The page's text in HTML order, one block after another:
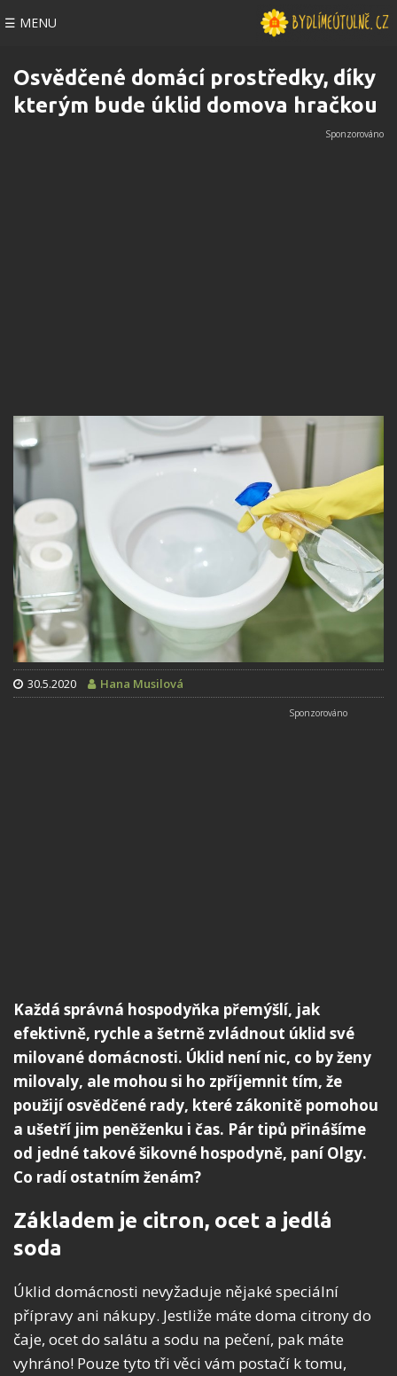
☰ MENU
Osvědčené domácí prostředky, díky
kterým bude úklid domova hračkou
30.5.2020 Hana Musilová
Každá správná hospodyňka přemýšlí, jak
efektivně, rychle a šetrně zvládnout úklid své
milované domácnosti. Úklid není nic, co by ženy
milovaly, ale mohou si ho zpříjemnit tím, že
použijí osvědčené rady, které zákonitě pomohou
a ušetří jim peněženku i čas. Pár tipů přinášíme
od jedné takové šikovné hospodyně, paní Olgy.
Co radí ostatním ženám?
Základem je citron, ocet a jedlá
soda
Úklid domácnosti nevyžaduje nějaké speciální
přípravy ani nákupy. Jestliže máte doma citrony do
čaje, ocet do salátu a sodu na pečení, pak máte
vyhráno! Pouze tyto tři věci vám postačí k tomu,